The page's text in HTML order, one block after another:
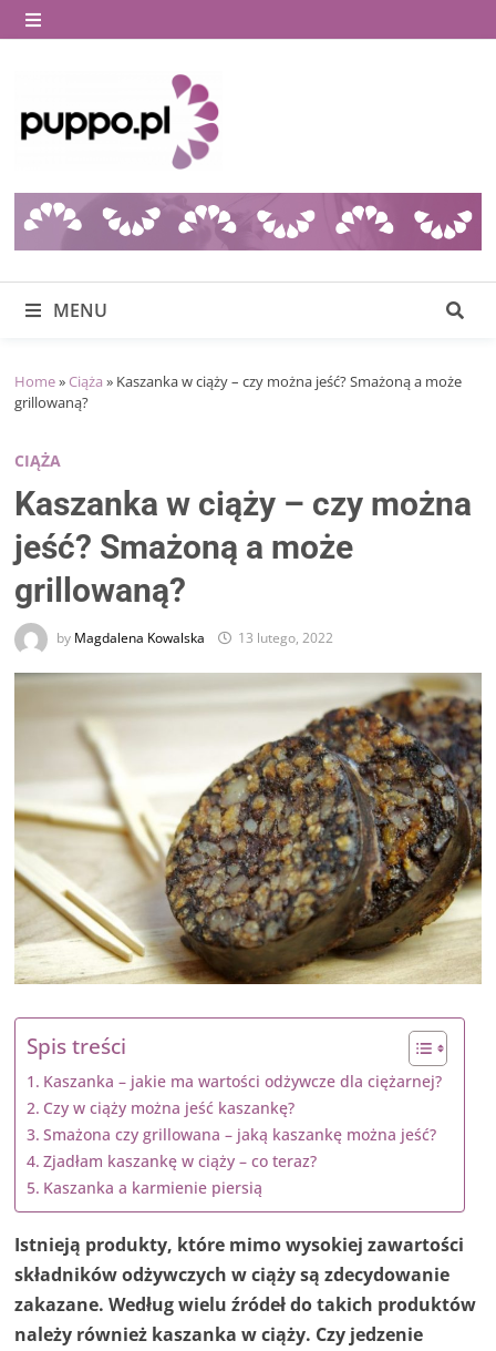
Skip
to
MENU
MENU
Home» Ciąża » Kaszanka w ciąży – czy można jeść? Smażoną a może
grillowaną?
CIĄŻA
Kaszanka w ciąży – czy można
jeść? Smażoną a może
grillowaną?
by Magdalena Kowalska 13 lutego, 2022
Spis treści
Kaszanka – jakie ma wartości odżywcze dla ciężarnej?
Czy w ciąży można jeść kaszankę?
Smażona czy grillowana – jaką kaszankę można jeść?
Zjadłam kaszankę w ciąży – co teraz?
Kaszanka a karmienie piersią
Istnieją produkty, które mimo wysokiej zawartości
składników odżywczych w ciąży są zdecydowanie
zakazane. Według wielu źródeł do takich produktów
należy również kaszanka w ciąży. Czy jedzenie